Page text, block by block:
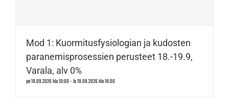
Mod 1: Kuormitusfysiologian ja kudosten
paranemisprosessien perusteet 18.-19.9,
Varala, alv 0%
pe 18.09.2026 klo 10:00-la 19.09.2026 klo 16:00